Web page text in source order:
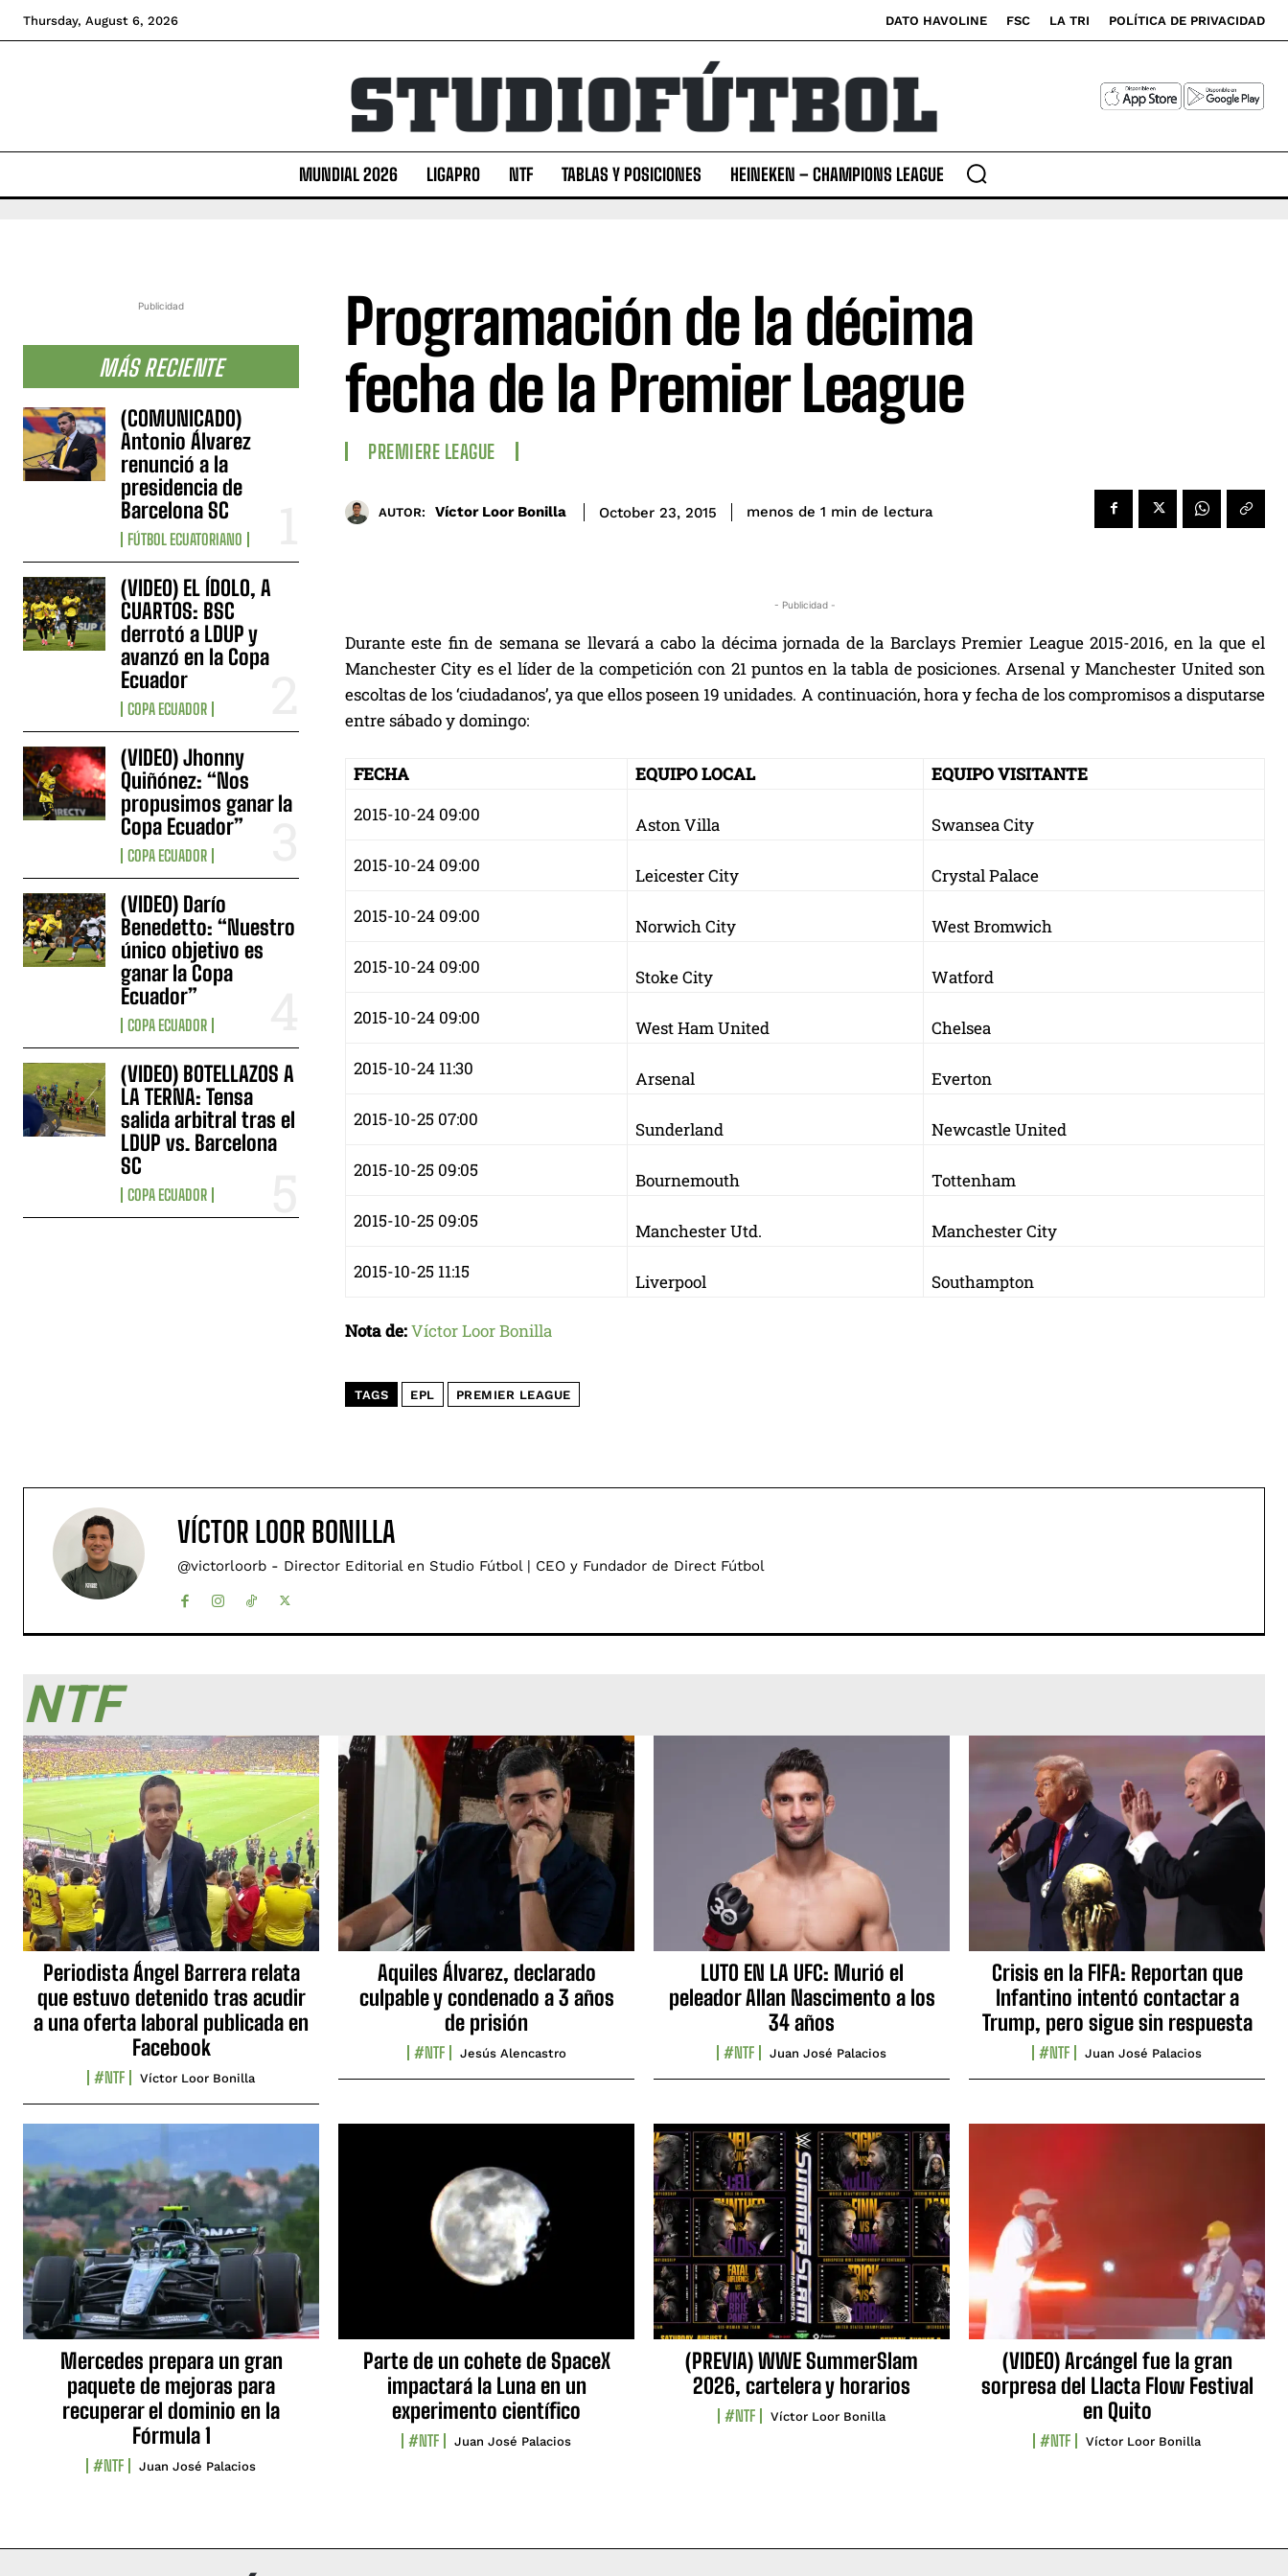
Thursday, August 6, 2026 DATO HAVOLINE FSC LA TRI POLÍTICA DE PRIVACIDAD
MUNDIAL 2026 LIGAPRO NTF TABLAS Y POSICIONES HEINEKEN – CHAMPIONS LEAGUE
Publicidad
MÁS RECIENTE
(COMUNICADO)
Antonio Álvarez
renunció a la
presidencia de
Barcelona SC
FÚTBOL ECUATORIANO
(VIDEO) EL ÍDOLO, A
CUARTOS: BSC
derrotó a LDUP y
avanzó en la Copa
Ecuador
COPA ECUADOR
(VIDEO) Jhonny
Quiñónez: “Nos
propusimos ganar la
Copa Ecuador”
COPA ECUADOR
(VIDEO) Darío
Benedetto: “Nuestro
único objetivo es
ganar la Copa
Ecuador”
COPA ECUADOR
(VIDEO) BOTELLAZOS A
LA TERNA: Tensa
salida arbitral tras el
LDUP vs. Barcelona
SC
COPA ECUADOR
Programación de la décima
fecha de la Premier League
PREMIERE LEAGUE
AUTOR: Víctor Loor Bonilla October 23, 2015 menos de 1 min de lectura
- Publicidad -
Durante este fin de semana se llevará a cabo la décima jornada de la Barclays Premier League 2015-2016, en la que el
Manchester City es el líder de la competición con 21 puntos en la tabla de posiciones. Arsenal y Manchester United son
escoltas de los ‘ciudadanos’, ya que ellos poseen 19 unidades. A continuación, hora y fecha de los compromisos a disputarse
entre sábado y domingo:
FECHA EQUIPO LOCAL
EQUIPO VISITANTE
2015-10-24 09:00
Aston Villa
Swansea City
2015-10-24 09:00
Leicester City
Crystal Palace
2015-10-24 09:00
Norwich City
West Bromwich
2015-10-24 09:00
Stoke City
Watford
2015-10-24 09:00
West Ham United
Chelsea
2015-10-24 11:30
Arsenal
Everton
2015-10-25 07:00
Sunderland
Newcastle United
2015-10-25 09:05
Bournemouth
Tottenham
2015-10-25 09:05
Manchester Utd.
Manchester City
2015-10-25 11:15
Liverpool Southampton
Nota de:Víctor Loor Bonilla
TAGS EPL PREMIER LEAGUE
VÍCTOR LOOR BONILLA
@victorloorb - Director Editorial en Studio Fútbol | CEO y Fundador de Direct Fútbol
NTF
Periodista Ángel Barrera relata
que estuvo detenido tras acudir
a una oferta laboral publicada en
Facebook
#NTF Víctor Loor Bonilla
Aquiles Álvarez, declarado
culpable y condenado a 3 años
de prisión
#NTF Jesús Alencastro
LUTO EN LA UFC: Murió el
peleador Allan Nascimento a los
34 años
#NTF Juan José Palacios
Crisis en la FIFA: Reportan que
Infantino intentó contactar a
Trump, pero sigue sin respuesta
#NTF Juan José Palacios
Mercedes prepara un gran
paquete de mejoras para
recuperar el dominio en la
Fórmula 1
#NTF Juan José Palacios
Parte de un cohete de SpaceX
impactará la Luna en un
experimento científico
#NTF Juan José Palacios
(PREVIA) WWE SummerSlam
2026, cartelera y horarios
#NTF Víctor Loor Bonilla
(VIDEO) Arcángel fue la gran
sorpresa del Llacta Flow Festival
en Quito
#NTF Víctor Loor Bonilla